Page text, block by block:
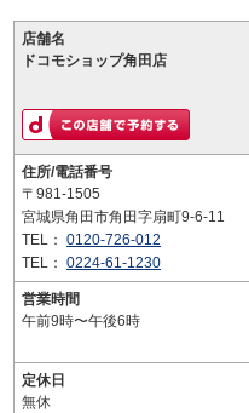
店舗名
ドコモショップ角田店
住所/電話番号
〒981-1505
宮城県角田市角田字扇町9-6-11
TEL： 0120-726-012
TEL： 0224-61-1230
営業時間
午前9時〜午後6時
定休日
無休